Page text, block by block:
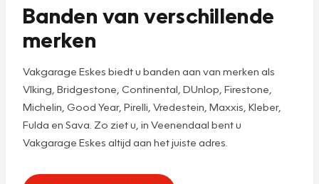
Banden van verschillende
merken
Vakgarage Eskes biedt u banden aan van merken als
VIking, Bridgestone, Continental, DUnlop, Firestone,
Michelin, Good Year, Pirelli, Vredestein, Maxxis, Kleber,
Fulda en Sava. Zo ziet u, in Veenendaal bent u
Vakgarage Eskes altijd aan het juiste adres.